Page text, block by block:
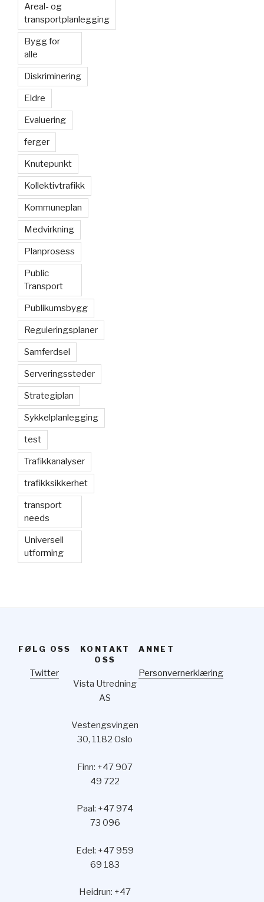
Areal- og
transportplanlegging
Bygg for
alle
Diskriminering
Eldre
Evaluering
ferger
Knutepunkt
Kollektivtrafikk
Kommuneplan
Medvirkning
Planprosess
Public
Transport
Publikumsbygg
Reguleringsplaner
Samferdsel
Serveringssteder
Strategiplan
Sykkelplanlegging
test
Trafikkanalyser
trafikksikkerhet
transport
needs
Universell
utforming
FØLG OSS
Twitter
KONTAKT
OSS
Vista Utredning
AS
Vestengsvingen
30, 1182 Oslo
Finn: +47 907
49 722
Paal: +47 974
73 096
Edel: +47 959
69 183
Heidrun: +47
ANNET
Personvernerklæring